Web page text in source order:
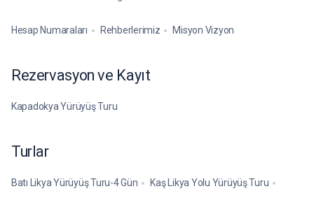
Hesap Numaraları Rehberlerimiz Misyon Vizyon
Rezervasyon ve Kayıt
Kapadokya Yürüyüş Turu
Turlar
Batı Likya Yürüyüş Turu-4 Gün Kaş Likya Yolu Yürüyüş Turu